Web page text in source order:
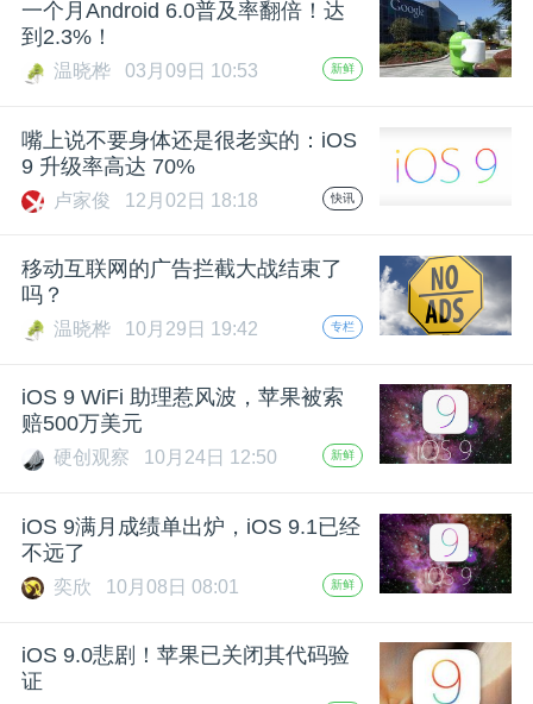
公
课
动
中
心
GAIR
一个月Android 6.0普及率翻倍！达
到2.3%！
温晓桦 03月09日 10:53 新鲜
嘴上说不要身体还是很老实的：iOS
9 升级率高达 70%
卢家俊 12月02日 18:18 快讯
移动互联网的广告拦截大战结束了
吗？
温晓桦 10月29日 19:42 专栏
iOS 9 WiFi 助理惹风波，苹果被索
赔500万美元
硬创观察 10月24日 12:50 新鲜
iOS 9满月成绩单出炉，iOS 9.1已经
不远了
奕欣 10月08日 08:01 新鲜
iOS 9.0悲剧！苹果已关闭其代码验
证